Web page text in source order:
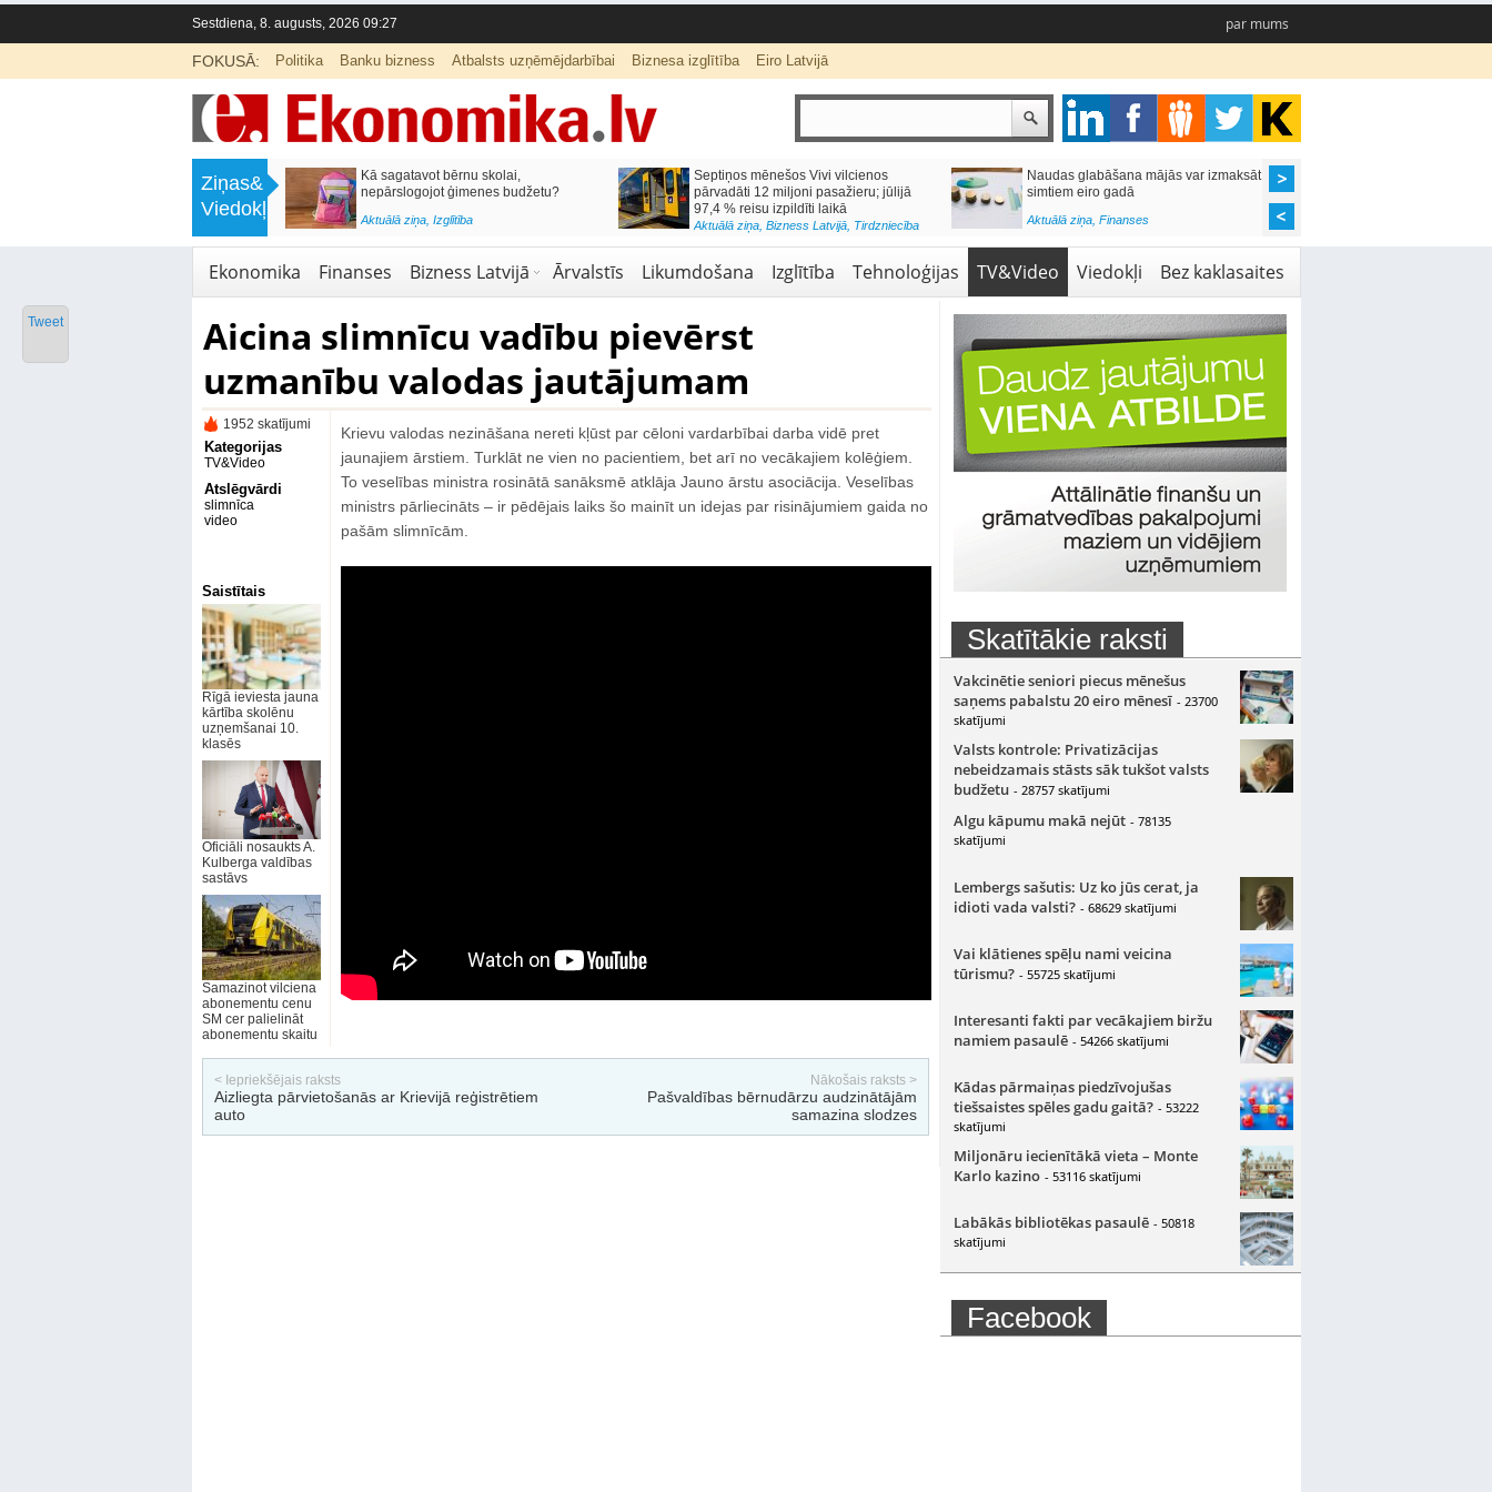
Sestdiena, 8. augusts, 2026 09:27 par mums
FOKUSĀ: Politika Banku bizness Atbalsts uzņēmējdarbībai Biznesa izglītība Eiro Latvijā
Ziņas&
Viedokļi
Labklājības ministrija rosina reformēt
un būtiski uzlabot vecāku pabalstu
Kā sagatavot bērnu skolai,
nepārslogojot ģimenes budžetu?
Aktuālā ziņa, Izglītība
Septiņos mēnešos Vivi vilcienos
pārvadāti 12 miljoni pasažieru; jūlijā
97,4 % reisu izpildīti laikā
Aktuālā ziņa, Bizness Latvijā, Tirdzniecība
Naudas glabāšana mājās var izmaksāt
simtiem eiro gadā
Aktuālā ziņa, Finanses
Ekonomika Finanses Bizness Latvijā Ārvalstīs Likumdošana Izglītība Tehnoloģijas TV&Video Viedokļi Bez kaklasaites
Aicina slimnīcu vadību pievērst
uzmanību valodas jautājumam
1952 skatījumi
Kategorijas
TV&Video
Atslēgvārdi
slimnīca
video
Saistītais
Rīgā ieviesta jauna
kārtība skolēnu
uzņemšanai 10.
klasēs
Oficiāli nosaukts A.
Kulberga valdības
sastāvs
Samazinot vilciena
abonementu cenu
SM cer palielināt
abonementu skaitu
Krievu valodas nezināšana nereti kļūst par cēloni vardarbībai darba vidē pret
jaunajiem ārstiem. Turklāt ne vien no pacientiem, bet arī no vecākajiem kolēģiem.
To veselības ministra rosinātā sanāksmē atklāja Jauno ārstu asociācija. Veselības
ministrs pārliecināts – ir pēdējais laiks šo mainīt un idejas par risinājumiem gaida no
pašām slimnīcām.
< Iepriekšējais raksts
Aizliegta pārvietošanās ar Krievijā reģistrētiem
auto
Nākošais raksts >
Pašvaldības bērnudārzu audzinātājām
samazina slodzes
Skatītākie raksti
Vakcinētie seniori piecus mēnešus
saņems pabalstu 20 eiro mēnesī - 23700
skatījumi
Valsts kontrole: Privatizācijas
nebeidzamais stāsts sāk tukšot valsts
budžetu - 28757 skatījumi
Algu kāpumu makā nejūt - 78135
skatījumi
Lembergs sašutis: Uz ko jūs cerat, ja
idioti vada valsti? - 68629 skatījumi
Vai klātienes spēļu nami veicina
tūrismu? - 55725 skatījumi
Interesanti fakti par vecākajiem biržu
namiem pasaulē - 54266 skatījumi
Kādas pārmaiņas piedzīvojušas
tiešsaistes spēles gadu gaitā? - 53222
skatījumi
Miljonāru iecienītākā vieta – Monte
Karlo kazino - 53116 skatījumi
Labākās bibliotēkas pasaulē - 50818
skatījumi
Facebook
Tweet